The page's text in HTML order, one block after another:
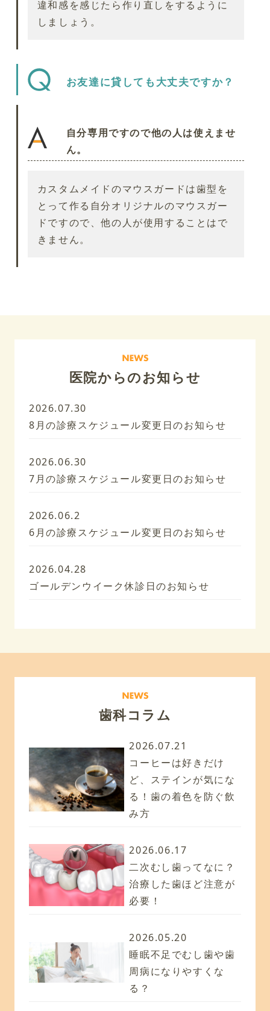
違和感を感じたら作り直しをするように
しましょう。
お友達に貸しても大丈夫ですか？
自分専用ですので他の人は使えませ
ん。
カスタムメイドのマウスガードは歯型を
とって作る自分オリジナルのマウスガー
ドですので、他の人が使用することはで
きません。
医院からのお知らせ
2026.07.30
8月の診療スケジュール変更日のお知らせ
2026.06.30
7月の診療スケジュール変更日のお知らせ
2026.06.2
6月の診療スケジュール変更日のお知らせ
2026.04.28
ゴールデンウイーク休診日のお知らせ
歯科コラム
2026.07.21
コーヒーは好きだけ
ど、ステインが気にな
る！歯の着色を防ぐ飲
み方
2026.06.17
二次むし歯ってなに？
治療した歯ほど注意が
必要！
2026.05.20
睡眠不足でむし歯や歯
周病になりやすくな
る？